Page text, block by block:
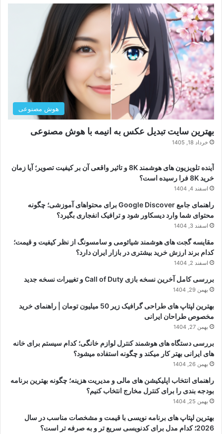
هوش مصنوعی
بهترین سایت تبدیل عکس به انیمه با هوش مصنوعی
خرداد 18, 1405
آینده تلویزیون های هوشمند 8K و تاثیر واقعی آن بر کیفیت تصویر؛ آیا زمان
خرید 8K فرا رسیده است؟
اسفند 4, 1404
راهنمای جامع Google Discover برای محتواهای آموزشی؛ چگونه
محتوای شما وارد دیسکاور شود و ترافیک انفجاری بگیرد؟
اسفند 3, 1404
مقایسه گجت های هوشمند شیائومی و سامسونگ از نظر کیفیت و قیمت؛
کدام برند ارزش خرید بیشتری در بازار ایران دارد؟
اسفند 2, 1404
بررسی کامل آخرین نسخه بازی Call of Duty و تغییرات نسخه جدید
بهمن 29, 1404
بهترین لپتاپ های طراحی گرافیک زیر 50 میلیون تومان | راهنمای خرید
مخصوص طراحان ایرانی
بهمن 27, 1404
بررسی دستگاه های هوشمند کنترل لوازم خانگی؛ کدام سیستم برای خانه
های ایرانی بهتر کار میکند و چگونه استفاده میشود؟
بهمن 26, 1404
راهنمای انتخاب اپلیکیشن های مالی و مدیریت هزینه؛ چگونه بهترین برنامه
بودجه بندی را برای کنترل مخارج انتخاب کنیم؟
بهمن 25, 1404
بهترین لپتاپ های برنامه نویسی با قیمت و مشخصات مناسب در سال
2026؛ کدام مدل برای کدنویسی سریع تر و به صرفه تر است؟